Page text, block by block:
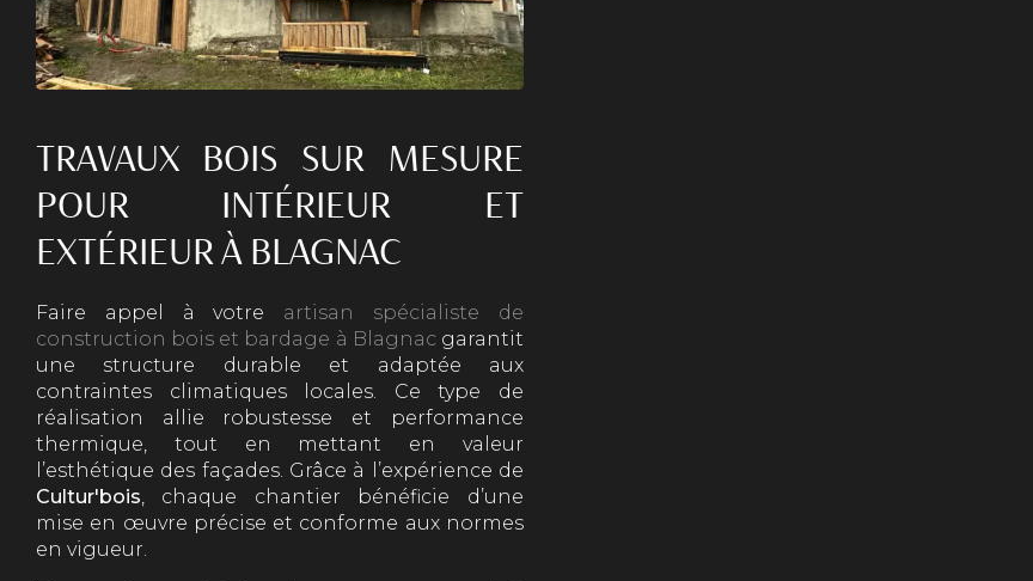
TRAVAUX BOIS SUR MESURE
POUR INTÉRIEUR ET
EXTÉRIEUR À BLAGNAC
Faire appel à votre artisan spécialiste de
construction bois et bardage à Blagnacgarantit
une structure durable et adaptée aux
contraintes climatiques locales. Ce type de
réalisation allie robustesse et performance
thermique, tout en mettant en valeur
l’esthétique des façades. Grâce à l’expérience de
Cultur'bois , chaque chantier bénéficie d’une
mise en œuvre précise et conforme aux normes
en vigueur.